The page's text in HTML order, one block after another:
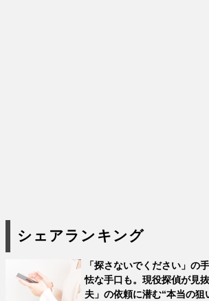
シェアランキング
「探さないでください」の
怯な手口も。現役探偵が見
夫」の依頼に潜む“本当の狙